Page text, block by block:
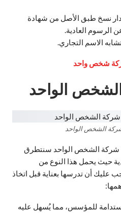
نسخ طبق الأصل من شهادة
الرسوم العادية.
الاسم التجاري.
شخص واحد
الواحد
الشخص الواحد
الشخص الواحد سنتطرق
حيث يحمل هذا النوع من
عليك أن تدرسها بعناية قبل اتخاذ
للمؤسس، مما يُسهل عليه